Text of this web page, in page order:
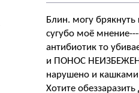
Блин. могу брякнуть
сугубо моё
антибиотик то
и ПОНОС
нарушено и
Хотите обеззаразить